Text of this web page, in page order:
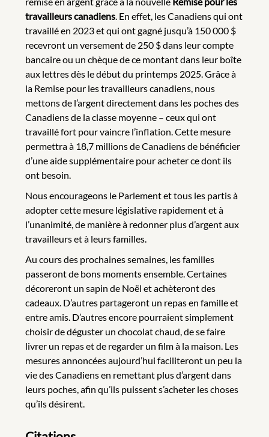
travailleurs canadiens . En effet, les Canadiens qui ont
travaillé en 2023 et qui ont gagné jusqu’à 150 000 $
recevront un versement de 250 $ dans leur compte
bancaire ou un chèque de ce montant dans leur boîte
aux lettres dès le début du printemps 2025. Grâce à
la Remise pour les travailleurs canadiens, nous
mettons de l’argent directement dans les poches des
Canadiens de la classe moyenne – ceux qui ont
travaillé fort pour vaincre l’inflation. Cette mesure
permettra à 18,7 millions de Canadiens de bénéficier
d’une aide supplémentaire pour acheter ce dont ils
ont besoin.
Nous encourageons le Parlement et tous les partis à
adopter cette mesure législative rapidement et à
l’unanimité, de manière à redonner plus d’argent aux
travailleurs et à leurs familles.
Au cours des prochaines semaines, les familles
passeront de bons moments ensemble. Certaines
décoreront un sapin de Noël et achèteront des
cadeaux. D’autres partageront un repas en famille et
entre amis. D’autres encore pourraient simplement
choisir de déguster un chocolat chaud, de se faire
livrer un repas et de regarder un film à la maison. Les
mesures annoncées aujourd’hui faciliteront un peu la
vie des Canadiens en remettant plus d’argent dans
leurs poches, afin qu’ils puissent s’acheter les choses
qu’ils désirent.